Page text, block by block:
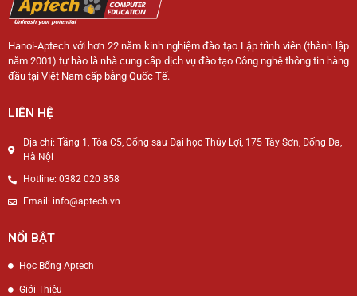
Hanoi-Aptech với hơn 22 năm kinh nghiệm đào tạo Lập trình viên (thành lập
năm 2001) tự hào là nhà cung cấp dịch vụ đào tạo Công nghệ thông tin hàng
đầu tại Việt Nam cấp bằng Quốc Tế.
LIÊN HỆ
Địa chỉ: Tầng 1, Tòa C5, Cổng sau Đại học Thủy Lợi, 175 Tây Sơn, Đống Đa,
Hà Nội
Hotline: 0382 020 858
Email: info@aptech.vn
NỔI BẬT
Học Bổng Aptech
Giới Thiệu